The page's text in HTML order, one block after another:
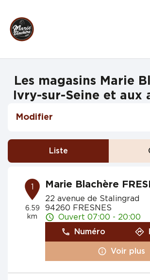
Les magasins Marie
Ivry-sur-Seine et aux
Modifier
Liste
1
6.59
km
Marie Blachère
22 avenue de Stalingrad
94260 FRESNES
Ouvert 07:00 - 20:00
Numéro
Voir plus